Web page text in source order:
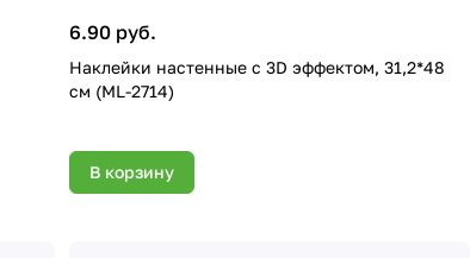
6.90 руб.
Наклейки настенные c 3D эффектом, 31,2*48
см (ML-2714)
В корзину